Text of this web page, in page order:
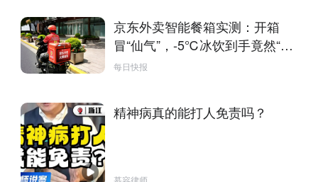
京东外卖智能餐箱实测：开箱
冒“仙气”，-5℃冰饮到手竟然“冻
手”
每日快报
精神病真的能打人免责吗？